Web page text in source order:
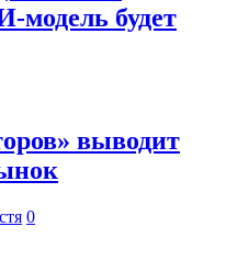
модель будет
выводит
0